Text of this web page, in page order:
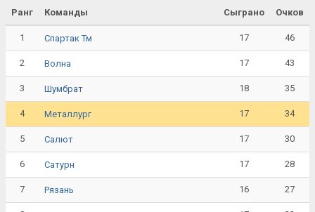
Ранг Команды Сыграно Очков
1 Спартак Тм 17 46
2 Волна 17 43
3 Шумбрат 18 35
4 Металлург 17 34
5 Салют 17 30
6 Сатурн 17 28
7 Рязань 16 27